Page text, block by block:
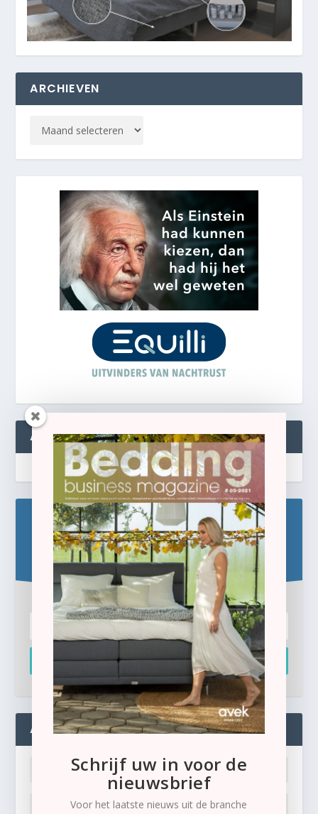
ARCHIEVEN
ABONNEREN
Blijf op de hoogte!
Schrijf u hier in voor de gratis e-newsletter.
Inschrijven
ADMIN
Schrijf uw in voor de
nieuwsbrief
Voor het laatste nieuws uit de branche